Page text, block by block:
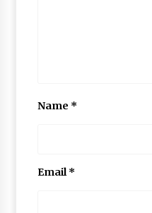
Name *
Email*